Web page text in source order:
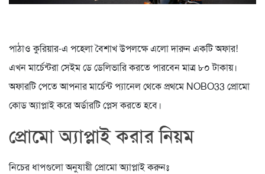
পাঠাও কুরিয়ার-এ পহেলা বৈশাখ উপলক্ষে এলো দারুন একটি অফার!
এখন মার্চেন্টরা সেইম ডে ডেলিভারি করতে পারবেন মাত্র ৮০ টাকায়।
অফারটি পেতে আপনার মার্চেন্ট প্যানেল থেকে প্রথমে NOBO33 প্রোমো
কোড অ্যাপ্লাই করে অর্ডারটি প্লেস করতে হবে।
প্রোমো অ্যাপ্লাই করার নিয়ম
নিচের ধাপগুলো অনুযায়ী প্রোমো অ্যাপ্লাই করুনঃ